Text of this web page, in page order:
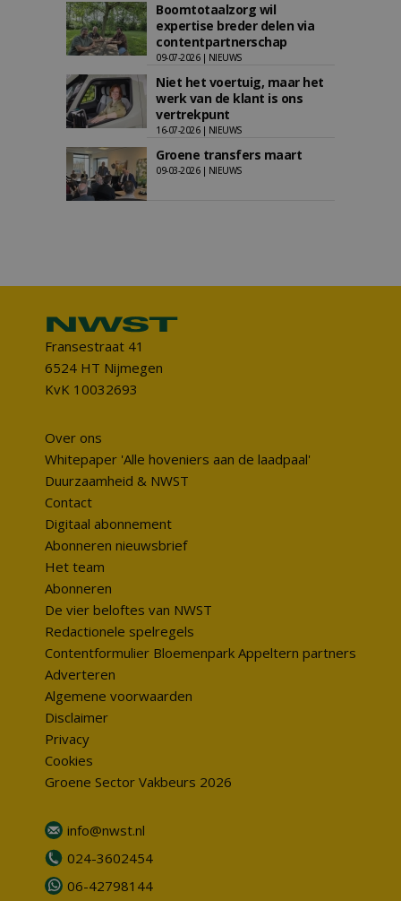
Boomtotaalzorg wil
expertise breder delen via
contentpartnerschap
09-07-2026 | NIEUWS
Niet het voertuig, maar het
werk van de klant is ons
vertrekpunt
16-07-2026 | NIEUWS
Groene transfers maart
09-03-2026 | NIEUWS
Fransestraat 41
6524 HT Nijmegen
KvK 10032693
Over ons
Whitepaper 'Alle hoveniers aan de laadpaal'
Duurzaamheid & NWST
Contact
Digitaal abonnement
Abonneren nieuwsbrief
Het team
Abonneren
De vier beloftes van NWST
Redactionele spelregels
Contentformulier Bloemenpark Appeltern partners
Adverteren
Algemene voorwaarden
Disclaimer
Privacy
Cookies
Groene Sector Vakbeurs 2026
info@nwst.nl
024-3602454
06-42798144